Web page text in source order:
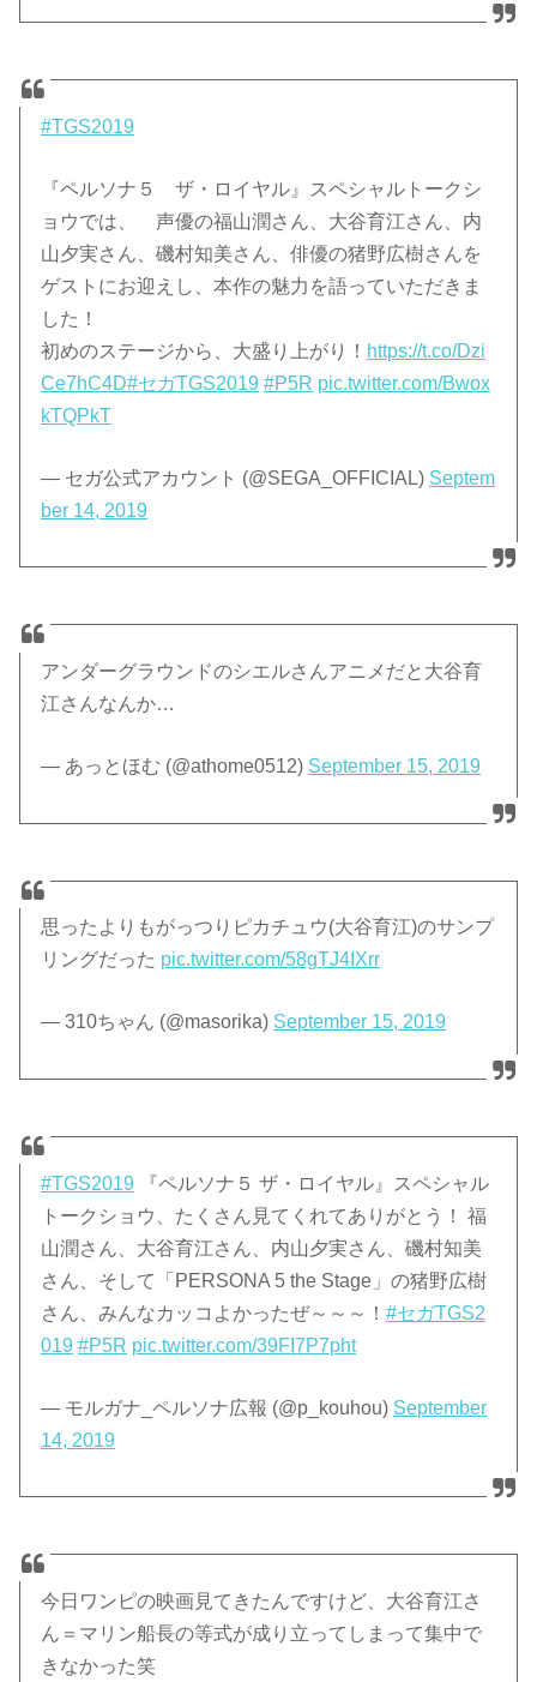
#TGS2019
『ペルソナ５ ザ・ロイヤル』スペシャルトークシ
ョウでは、 声優の福山潤さん、大谷育江さん、内
山夕実さん、磯村知美さん、俳優の猪野広樹さんを
ゲストにお迎えし、本作の魅力を語っていただきま
した！
初めのステージから、大盛り上がり！ https://t.co/Dzi
Ce7hC4D#セガTGS2019 #P5R pic.twitter.com/Bwox
kTQPkT
— セガ公式アカウント (@SEGA_OFFICIAL) Septem
ber 14, 2019
アンダーグラウンドのシエルさんアニメだと大谷育
江さんなんか…
— あっとほむ (@athome0512) September 15, 2019
思ったよりもがっつりピカチュウ(大谷育江)のサンプ
リングだった pic.twitter.com/58gTJ4IXrr
— 310ちゃん (@masorika) September 15, 2019
#TGS2019 『ペルソナ５ ザ・ロイヤル』スペシャル
トークショウ、たくさん見てくれてありがとう！ 福
山潤さん、大谷育江さん、内山夕実さん、磯村知美
さん、そして「PERSONA 5 the Stage」の猪野広樹
さん、みんなカッコよかったぜ～～～！#セガTGS2
019 #P5R pic.twitter.com/39FI7P7pht
— モルガナ_ペルソナ広報 (@p_kouhou) September
14, 2019
今日ワンピの映画見てきたんですけど、大谷育江さ
ん＝マリン船長の等式が成り立ってしまって集中で
きなかった笑